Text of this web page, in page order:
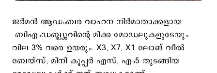
ജര്‍മന്‍ ആഡംബര വാഹന നിര്‍മാതാക്കളായ
ബിഎംഡബ്ല്യുവിന്‍റെ മിക്ക മോഡലുകളുടേയും
വില 3% വരെ ഉയരും. X3, X7, X1 ലോങ് വീല്‍
ബേയ്‌സ്, മിനി കൂപ്പർ എസ്, എം5 തുടങ്ങിയ